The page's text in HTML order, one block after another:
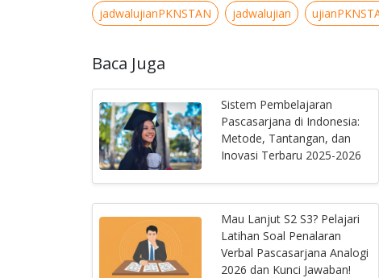
jadwalujianPKNSTAN jadwalujian
Baca Juga
Sistem Pembelajaran
Pascasarjana di Indonesia:
Metode, Tantangan, dan
Inovasi Terbaru 2025-2026
Mau Lanjut S2 S3? Pelajari
Latihan Soal Penalaran
Verbal Pascasarjana Analogi
2026 dan Kunci Jawaban!